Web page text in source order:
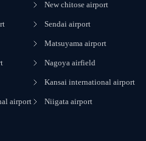
airport
New chitose airport
Sendai airport
Matsuyama airport
Nagoya airfield
Kansai international airport
Niigata airport